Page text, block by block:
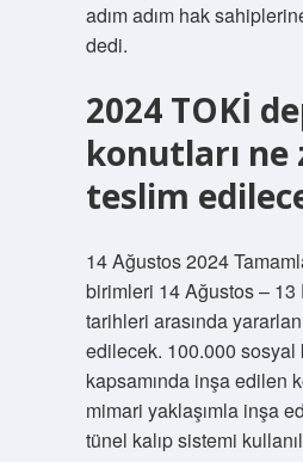
adım adım hak
dedi.
2024 TOKİ
konutları ne
teslim
14 Ağustos 2024
birimleri 14 Ağustos –
tarihleri ​​arasında
edilecek. 100.000 sosyal
kapsamında inşa edilen
mimari yaklaşımla inşa
tünel kalıp sistemi